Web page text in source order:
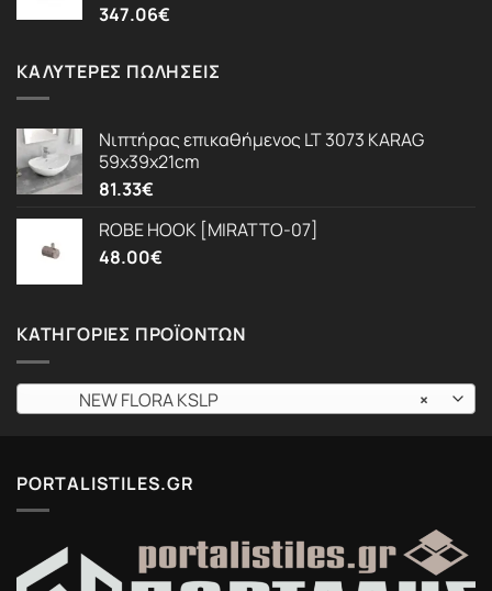
347.06€
ΚΑΛΎΤΕΡΕΣ ΠΩΛΉΣΕΙΣ
Νιπτήρας επικαθήμενος LT 3073 KARAG
59x39x21cm
81.33€
ROBE HOOK [MIRATTO-07]
48.00€
ΚΑΤΗΓΟΡΊΕΣ ΠΡΟΪΌΝΤΩΝ
×
NEW FLORA KSLP
PORTALISTILES.GR